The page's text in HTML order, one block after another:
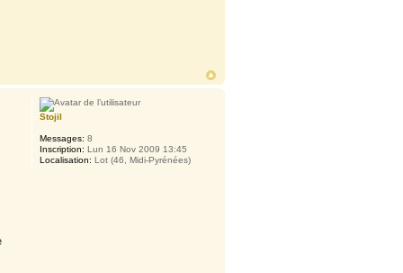
Stojil
Messages: 8
Inscription: Lun 16 Nov 2009 13:45
Localisation: Lot (46, Midi-Pyrénées)